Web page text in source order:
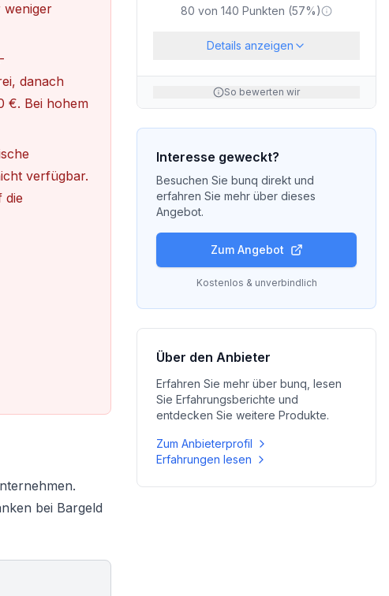
weniger
danach
€. Bei hohem
verfügbar.
die
bei Bargeld
80 von 140 Punkten (57%)
Details anzeigen
So bewerten wir
Interesse geweckt?
Besuchen Sie bunq direkt und
erfahren Sie mehr über dieses
Angebot.
Zum Angebot
Kostenlos & unverbindlich
Über den Anbieter
Erfahren Sie mehr über bunq , lesen
Sie Erfahrungsberichte und
entdecken Sie weitere Produkte.
Zum Anbieterprofil
Erfahrungen lesen